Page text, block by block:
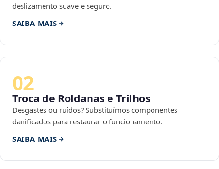
deslizamento suave e seguro.
SAIBA MAIS
02
Troca de Roldanas e Trilhos
Desgastes ou ruídos? Substituímos componentes
danificados para restaurar o funcionamento.
SAIBA MAIS